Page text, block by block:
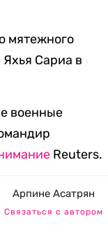
мятежного
Сариа в
военные
Reuters.
Арпине Асатрян
Связаться с автором